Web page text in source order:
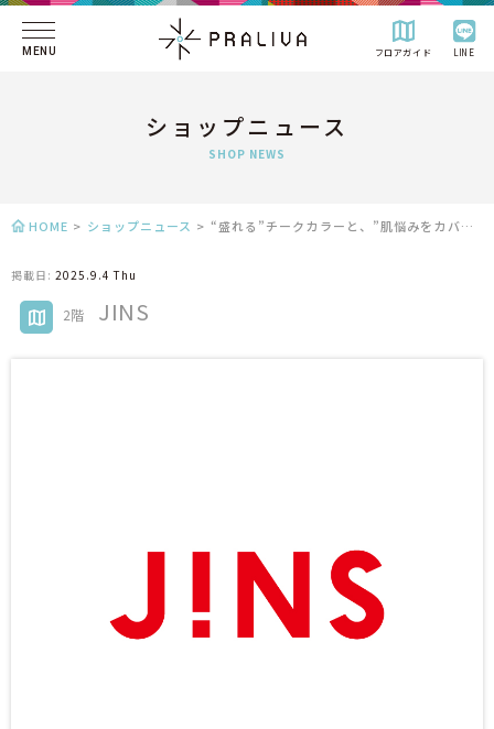
MENU フロアガイド LINE
ショップニュース
SHOP NEWS
HOME > ショップニュース > “盛れる”チークカラーと、”肌悩みをカバーする”コンシーラーカラー
掲載日: 2025.9.4 Thu
2階 JINS